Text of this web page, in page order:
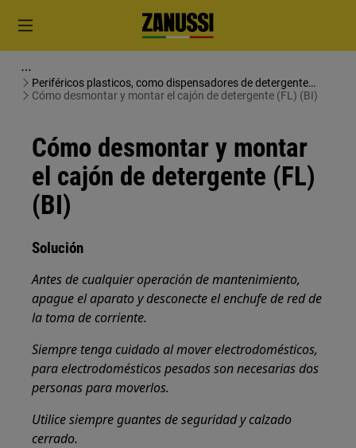
Periféricos plasticos, como dispensadores de detergente
(lavado)
Cómo desmontar y montar el cajón de detergente (FL) (BI)
Cómo desmontar y montar
el cajón de detergente (FL)
(BI)
Solución
Antes de cualquier operación de mantenimiento,
apague el aparato y desconecte el enchufe de red de
la toma de corriente.
Siempre tenga cuidado al mover electrodomésticos,
para electrodomésticos pesados son necesarias dos
personas para moverlos.
Utilice siempre guantes de seguridad y calzado
cerrado.